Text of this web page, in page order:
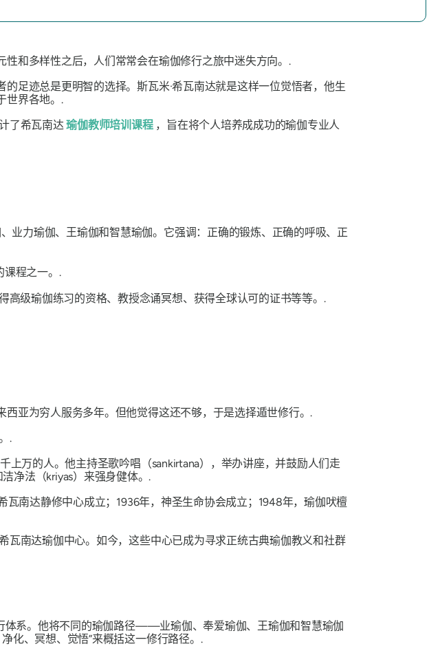
和多样性之后，人们常常会在瑜伽修行之旅中迷失方向。.
足迹总是更明智的选择。斯瓦米·希瓦南达就是这样一位觉悟者，他生
世界各地。.
了希瓦南达瑜伽教师培训课程，旨在将个人培养成成功的瑜伽专业人
业力瑜伽、王瑜伽和智慧瑜伽。它强调：正确的锻炼、正确的呼吸、正
课程之一。.
级瑜伽练习的资格、教授念诵冥想、获得全球认可的证书等等。.
亚为穷人服务多年。但他觉得这还不够，于是选择遁世修行。.
.
万的人。他主持圣歌吟唱（sankirtana），举办讲座，并鼓励人们走
净法（kriyas）来强身健体。.
南达静修中心成立；1936年，神圣生命协会成立；1948年，瑜伽吠檀
南达瑜伽中心。如今，这些中心已成为寻求正统古典瑜伽教义和社群
体系。他将不同的瑜伽路径——业瑜伽、奉爱瑜伽、王瑜伽和智慧瑜伽
化、冥想、觉悟”来概括这一修行路径。.